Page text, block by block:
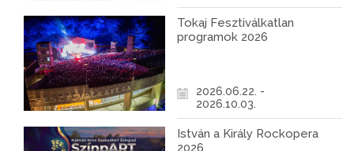
Tokaj Fesztiválkatlan
programok 2026
2026.06.22. -
2026.10.03.
István a Király Rockopera
2026